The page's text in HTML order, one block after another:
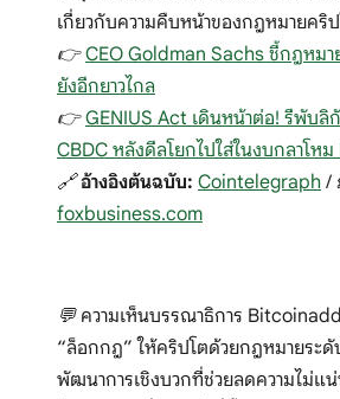
เกี่ยวกับความคืบหน้าของกฎหมายคริ
👉CEO Goldman Sachs ชี้กฎหมา
ยังอีกยาวไกล
👉GENIUS Act เดินหน้าต่อ! รีพับลิ
CBDC หลังดีลโยกไปใส่ในงบกลาโหม
🔗อ้างอิงต้นฉบับ: Cointelegraph /
foxbusiness.com
💬 ความเห็นบรรณาธิการ
“ล็อกกฎ” ให้คริปโตด้วยกฎหมายระดั
พัฒนาการเชิงบวกที่ช่วยลดความไม่แ